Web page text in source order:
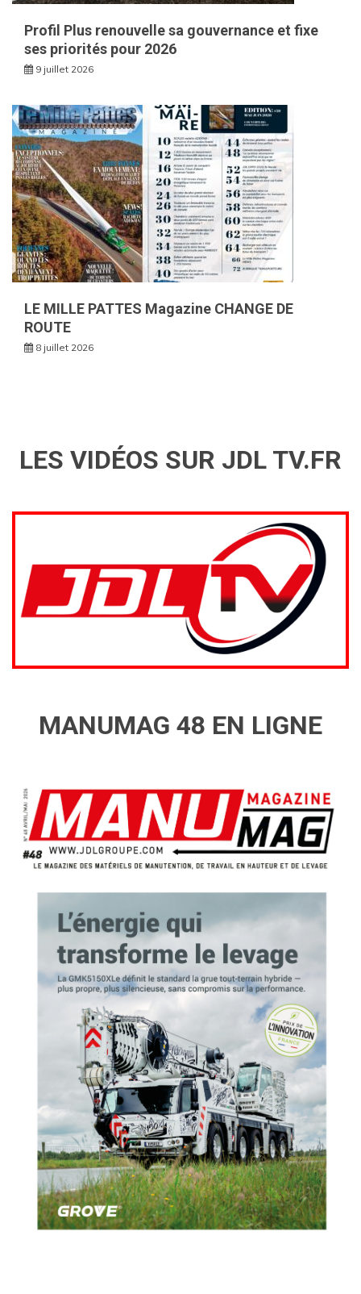
Profil Plus renouvelle sa gouvernance et fixe
ses priorités pour 2026
9 juillet 2026
LE MILLE PATTES Magazine CHANGE DE
ROUTE
8 juillet 2026
LES VIDÉOS SUR JDL TV.FR
MANUMAG 48 EN LIGNE